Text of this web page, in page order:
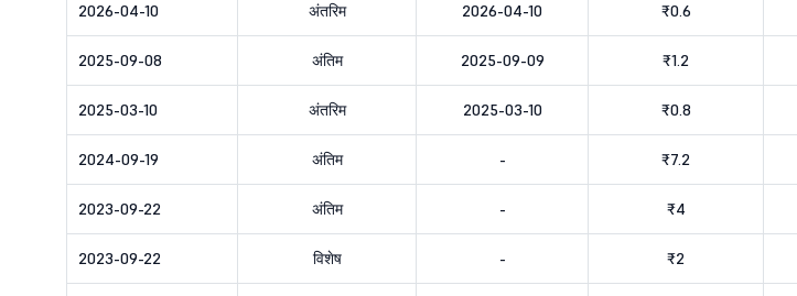
2026-04-10 अंतरिम 2026-04-10 ₹0.6
2025-09-08 अंतिम 2025-09-09 ₹1.2
2025-03-10 अंतरिम 2025-03-10 ₹0.8
2024-09-19 अंतिम - ₹7.2
2023-09-22 अंतिम - ₹4
2023-09-22 विशेष - ₹2